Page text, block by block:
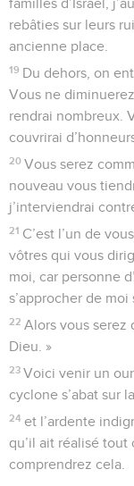
familles d’Israël,
rebâties sur leurs
ancienne place.
19 Du dehors, on
Vous ne
rendrai nombreux.
couvrirai
20 Vous serez
nouveau vous
j’interviendrai
21 C’est l’un de
vôtres qui vous
moi, car personne
s’approcher de
22 Alors vous serez
Dieu. »
23 Voici venir un
cyclone s’abat sur
24 et l’ardente
qu’il ait réalisé tout
comprendrez cela.